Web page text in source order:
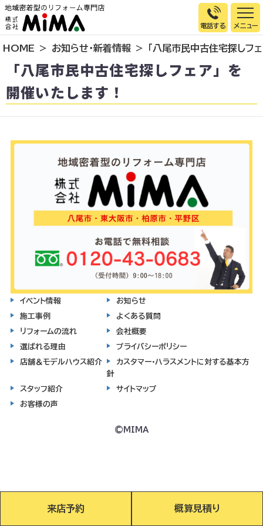
電話する
トップページ
選ばれる理由
施工事例
お客様の声
イベント情報
店舗＆モデルハウス紹介
スタッフ紹介
リフォームの流れ
お知らせ
会社概要
HOME お知らせ・新着情報 「八尾市民中古住宅探しフ
「八尾市民中古住宅探しフェア」を
開催いたします！
イベント情報
施工事例
リフォームの流れ
選ばれる理由
店舗＆モデルハウス紹介
スタッフ紹介
お客様の声
お知らせ
よくある質問
会社概要
プライバシーポリシー
カスタマー・ハラスメントに対する基本方
針
サイトマップ
©MIMA
来店予約 概算見積り